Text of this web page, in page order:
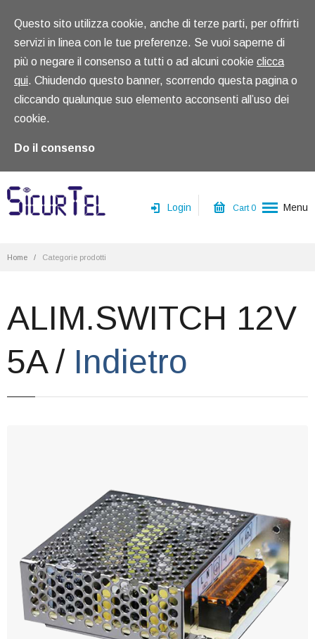
Questo sito utilizza cookie, anche di terze parti, per offrirti
servizi in linea con le tue preferenze. Se vuoi saperne di
più o negare il consenso a tutti o ad alcuni cookie clicca
qui. Chiudendo questo banner, scorrendo questa pagina o
cliccando qualunque suo elemento acconsenti all’uso dei
cookie.
Do il consenso
Menu
Corsi
Offerte
Cart0
Login
Home / Categorie prodotti
ALIM.SWITCH 12V
5A / Indietro